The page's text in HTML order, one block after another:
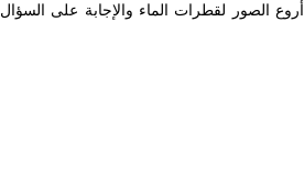
الصور لقطرات الماء والإجابة على السؤال